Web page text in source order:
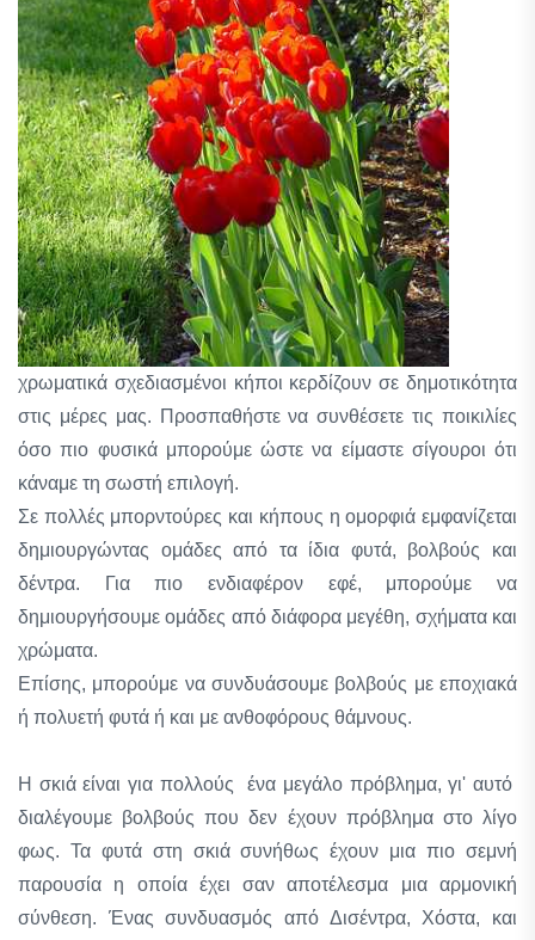
χρωματικά σχεδιασμένοι κήποι κερδίζουν σε δημοτικότητα
στις μέρες μας. Προσπαθήστε να συνθέσετε τις ποικιλίες
όσο πιο φυσικά μπορούμε ώστε να είμαστε σίγουροι ότι
κάναμε τη σωστή επιλογή.
Σε πολλές μπορντούρες και κήπους η ομορφιά εμφανίζεται
δημιουργώντας ομάδες από τα ίδια φυτά, βολβούς και
δέντρα. Για πιο ενδιαφέρον εφέ, μπορούμε να
δημιουργήσουμε ομάδες από διάφορα μεγέθη, σχήματα και
χρώματα.
Επίσης, μπορούμε να συνδυάσουμε βολβούς με εποχιακά
ή πολυετή φυτά ή και με ανθοφόρους θάμνους.
Η σκιά είναι για πολλούς ένα μεγάλο πρόβλημα, γι' αυτό
διαλέγουμε βολβούς που δεν έχουν πρόβλημα στο λίγο
φως. Τα φυτά στη σκιά συνήθως έχουν μια πιο σεμνή
παρουσία η οποία έχει σαν αποτέλεσμα μια αρμονική
σύνθεση. Ένας συνδυασμός από Δισέντρα, Χόστα, και